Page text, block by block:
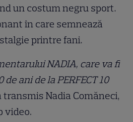
un costum negru sport.
în care semnează
printre fani.
NADIA, care va fi
ani de la PERFECT 10
transmis Nadia Comăneci,
video.